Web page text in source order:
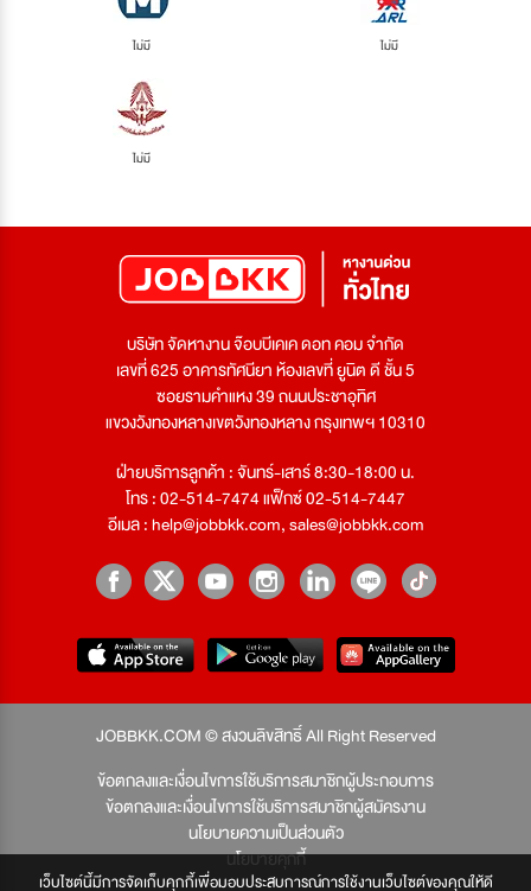
เว็บไซต์นี้มีการจัดเก็บคุกกี้เพื่อมอบประสบการณ์การใช้งานเว็บไซต์ของคุณให้ดี
ไม่มี ไม่มี
ไม่มี
บริษัท จัดหางาน จ๊อบบีเคเค ดอท คอม จำกัด
เลขที่ 625 อาคารทัศนียา ห้องเลขที่ ยูนิต ดี ชั้น 5
ซอยรามคำแหง 39 ถนนประชาอุทิศ
แขวงวังทองหลางเขตวังทองหลาง กรุงเทพฯ 10310
ฝ่ายบริการลูกค้า : จันทร์-เสาร์ 8:30-18:00 น.
โทร : 02-514-7474 แฟ็กซ์ 02-514-7447
อีเมล :help@jobbkk.com,sales@jobbkk.com
JOBBKK.COM © สงวนลิขสิทธิ์ All Right Reserved
ข้อตกลงและเงื่อนไขการใช้บริการสมาชิกผู้ประกอบการ
ข้อตกลงและเงื่อนไขการใช้บริการสมาชิกผู้สมัครงาน
นโยบายความเป็นส่วนตัว
นโยบายคุกกี้